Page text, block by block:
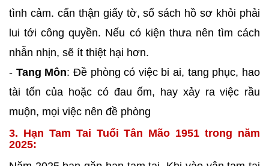
tình cảm. cẩn thận giấy tờ, sổ sách hồ sơ khỏi phải
lui tới công quyền. Nếu có kiện thưa nên tìm cách
nhẫn nhịn, sẽ ít thiệt hại hơn.
- Tang Môn: Đề phòng có việc bi ai, tang phục, hao
tài tốn của hoặc có đau ốm, hay xảy ra việc rầu
muộn, mọi việc nên đề phòng
3. Hạn Tam Tai Tuổi Tân Mão 1951 trong năm
2025: